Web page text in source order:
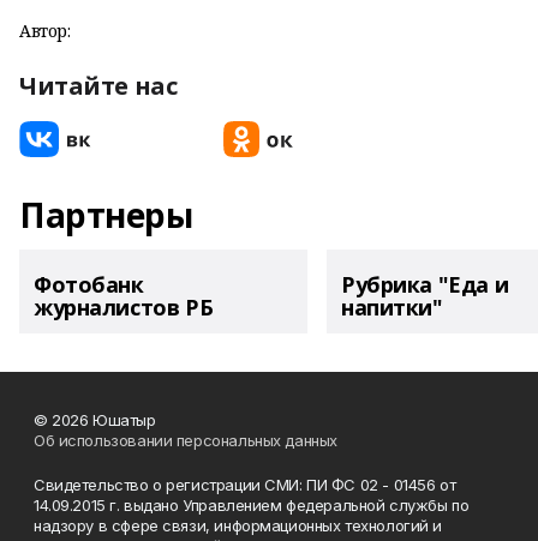
Автор:
Читайте нас
Партнеры
Фотобанк
журналистов РБ
Рубрика "Еда и
напитки"
© 2026 Юшатыр
Об использовании персональных данных
Свидетельство о регистрации СМИ: ПИ ФС 02 - 01456 от
14.09.2015 г. выдано Управлением федеральной службы по
надзору в сфере связи, информационных технологий и